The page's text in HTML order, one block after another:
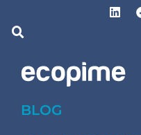
BLOG